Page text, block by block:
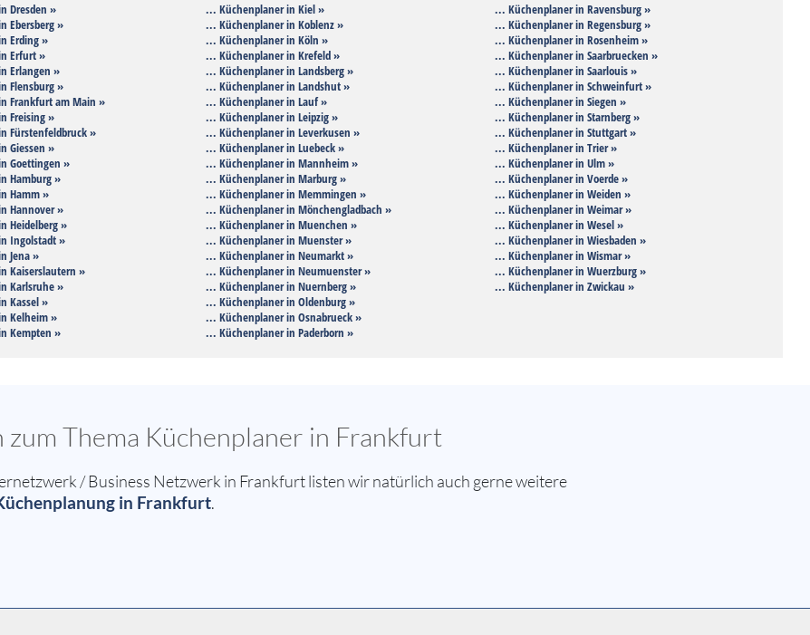
Dresden »
Ebersberg »
Erding »
Erfurt »
Erlangen »
Flensburg »
Frankfurt am Main »
Freising »
Fürstenfeldbruck »
Giessen »
Goettingen »
Hamburg »
Hamm »
Hannover »
Heidelberg »
Ingolstadt »
Jena »
Kaiserslautern »
Karlsruhe »
Kassel »
Kelheim »
Kempten »
... Küchenplaner in Kiel »
... Küchenplaner in Koblenz »
... Küchenplaner in Köln »
... Küchenplaner in Krefeld »
... Küchenplaner in Landsberg »
... Küchenplaner in Landshut »
... Küchenplaner in Lauf »
... Küchenplaner in Leipzig »
... Küchenplaner in Leverkusen »
... Küchenplaner in Luebeck »
... Küchenplaner in Mannheim »
... Küchenplaner in Marburg »
... Küchenplaner in Memmingen »
... Küchenplaner in Mönchengladbach »
... Küchenplaner in Muenchen »
... Küchenplaner in Muenster »
... Küchenplaner in Neumarkt »
... Küchenplaner in Neumuenster »
... Küchenplaner in Nuernberg »
... Küchenplaner in Oldenburg »
... Küchenplaner in Osnabrueck »
... Küchenplaner in Paderborn »
... Küchenplaner in Ravensburg »
... Küchenplaner in Regensburg »
... Küchenplaner in Rosenheim »
... Küchenplaner in Saarbruecken »
... Küchenplaner in Saarlouis »
... Küchenplaner in Schweinfurt »
... Küchenplaner in Siegen »
... Küchenplaner in Starnberg »
... Küchenplaner in Stuttgart »
... Küchenplaner in Trier »
... Küchenplaner in Ulm »
... Küchenplaner in Voerde »
... Küchenplaner in Weiden »
... Küchenplaner in Weimar »
... Küchenplaner in Wesel »
... Küchenplaner in Wiesbaden »
... Küchenplaner in Wismar »
... Küchenplaner in Wuerzburg »
... Küchenplaner in Zwickau »
Thema Küchenplaner in Frankfurt
/ Business Netzwerk in Frankfurt listen wir natürlich auch gerne weitere
in Frankfurt.